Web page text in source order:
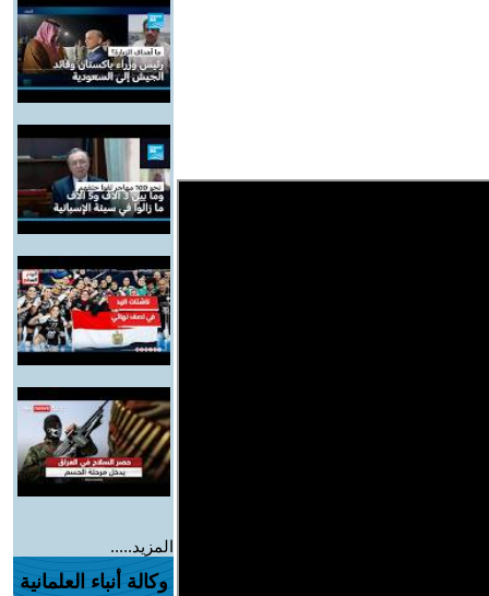
المزيد.....
وكالة أنباء العلمانية